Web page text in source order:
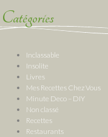
Catégories
Inclassable
Insolite
Livres
Mes Recettes Chez Vous
Minute Deco – DIY
Non classé
Recettes
Restaurants